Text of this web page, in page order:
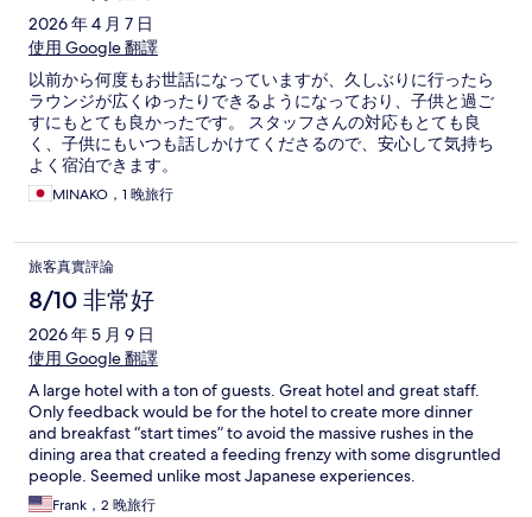
2026 年 4 月 7 日
使用 Google 翻譯
以前から何度もお世話になっていますが、久しぶりに行ったら
ラウンジが広くゆったりできるようになっており、子供と過ご
すにもとても良かったです。 スタッフさんの対応もとても良
く、子供にもいつも話しかけてくださるので、安心して気持ち
よく宿泊できます。
MINAKO，1 晚旅行
旅客真實評論
8/10 非常好
2026 年 5 月 9 日
使用 Google 翻譯
A large hotel with a ton of guests. Great hotel and great staff.
Only feedback would be for the hotel to create more dinner
and breakfast “start times” to avoid the massive rushes in the
dining area that created a feeding frenzy with some disgruntled
people. Seemed unlike most Japanese experiences.
Frank，2 晚旅行